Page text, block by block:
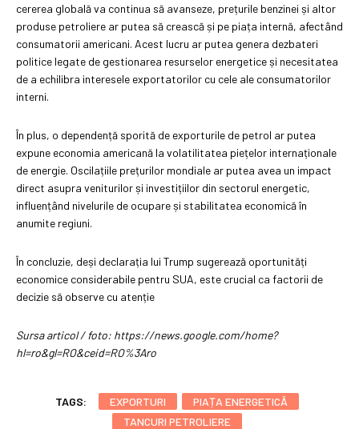
cererea globală va continua să avanseze, prețurile benzinei și altor
produse petroliere ar putea să crească și pe piața internă, afectând
consumatorii americani. Acest lucru ar putea genera dezbateri
politice legate de gestionarea resurselor energetice și necesitatea
de a echilibra interesele exportatorilor cu cele ale consumatorilor
interni.
În plus, o dependență sporită de exporturile de petrol ar putea
expune economia americană la volatilitatea piețelor internaționale
de energie. Oscilațiile prețurilor mondiale ar putea avea un impact
direct asupra veniturilor și investițiilor din sectorul energetic,
influențând nivelurile de ocupare și stabilitatea economică în
anumite regiuni.
În concluzie, deși declarația lui Trump sugerează oportunități
economice considerabile pentru SUA, este crucial ca factorii de
decizie să observe cu atenție
Sursa articol / foto: https://news.google.com/home?
hl=ro&gl=RO&ceid=RO%3Aro
TAGS: EXPORTURI
PIAȚA ENERGETICĂ
TANCURI PETROLIERE